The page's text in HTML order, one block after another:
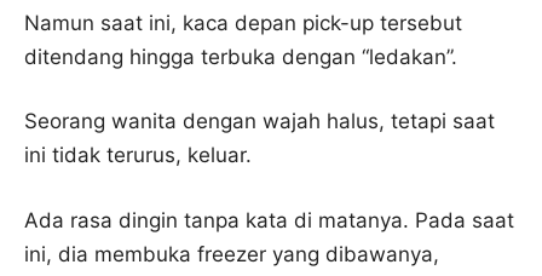
Namun saat ini, kaca depan pick-up tersebut
ditendang hingga terbuka dengan “ledakan”.
Seorang wanita dengan wajah halus, tetapi saat
ini tidak terurus, keluar.
Ada rasa dingin tanpa kata di matanya. Pada saat
ini, dia membuka freezer yang dibawanya,